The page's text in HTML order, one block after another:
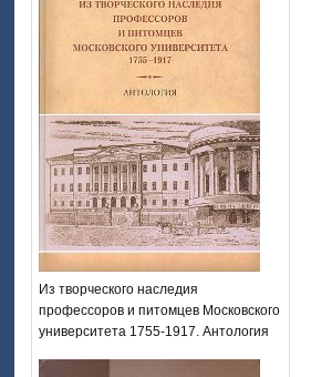
Из творческого наследия
профессоров и питомцев Московского
университета 1755-1917. Антология